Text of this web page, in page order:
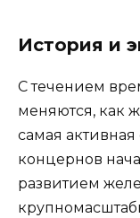
История и
С течением
меняются, как
самая
концернов
развитием